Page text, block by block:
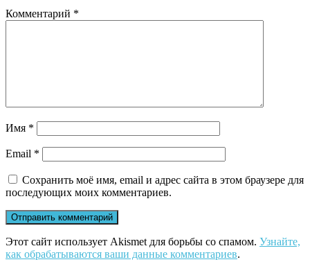
Комментарий *
Имя *
Email *
Сохранить моё имя, email и адрес сайта в этом браузере для
последующих моих комментариев.
Этот сайт использует Akismet для борьбы со спамом. Узнайте,
как обрабатываются ваши данные комментариев.